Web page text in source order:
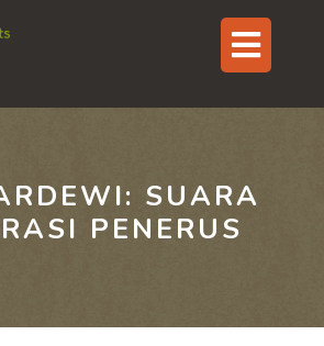
SUARA
PENERUS